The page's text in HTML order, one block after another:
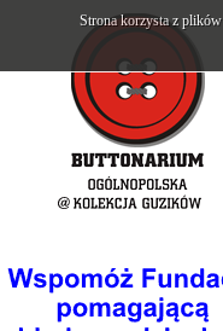
Strona korzysta z